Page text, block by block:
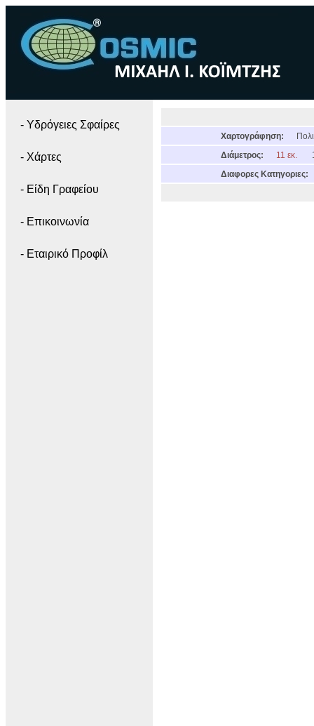
- Yδρόγειες Σφαίρες
- Χάρτες
- Είδη Γραφείου
- Επικοινωνία
- Εταιρικό Προφίλ
Χαρτογράφηση:
Διάμετρος:
11 εκ.
Διαφορες Κατηγοριες: